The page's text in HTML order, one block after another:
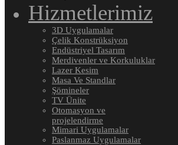
Hizmetlerimiz
3D Uygulamalar
Çelik Konstrüksiyon
Endüstriyel Tasarım
Merdivenler ve Korkuluklar
Lazer Kesim
Masa Ve Standlar
Şömineler
TV Ünite
Otomasyon ve
projelendirme
Mimari Uygulamalar
Paslanmaz Uygulamalar